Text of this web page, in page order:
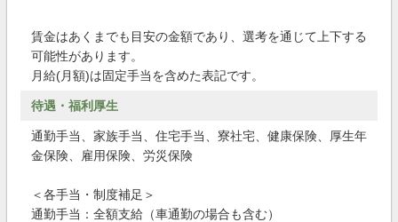
賃金はあくまでも目安の金額であり、選考を通じて上下する
可能性があります。
月給(月額)は固定手当を含めた表記です。
待遇・福利厚生
通勤手当、家族手当、住宅手当、寮社宅、健康保険、厚生年
金保険、雇用保険、労災保険
＜各手当・制度補足＞
通勤手当：全額支給（車通勤の場合も含む）